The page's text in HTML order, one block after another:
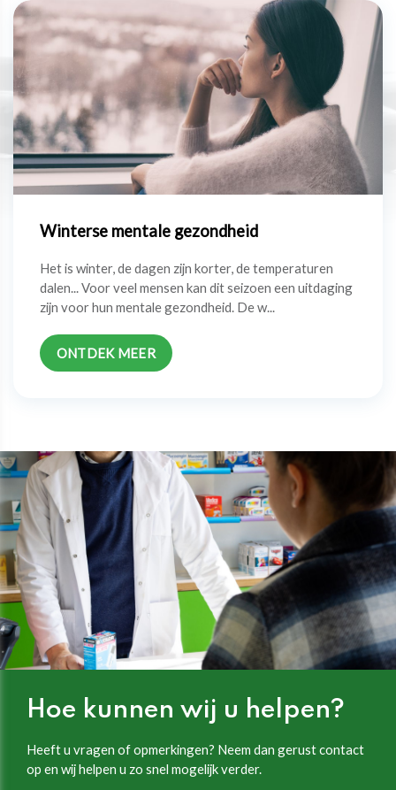
Winterse mentale gezondheid
Het is winter, de dagen zijn korter, de temperaturen
dalen... Voor veel mensen kan dit seizoen een uitdaging
zijn voor hun mentale gezondheid. De w...
ONTDEK MEER
Hoe kunnen wij u helpen?
Heeft u vragen of opmerkingen? Neem dan gerust contact
op en wij helpen u zo snel mogelijk verder.